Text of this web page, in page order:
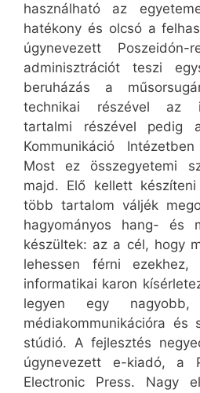
használható az
hatékony és olcsó a
úgynevezett
adminisztrációt teszi
beruházás a
technikai részével az
tartalmi részével pedig
Kommunikáció
Most ez összegyetemi
majd. Elő kellett
több tartalom váljék
hagyományos hang- és
készültek: az a cél, hogy
lehessen férni
informatikai karon
legyen egy nagyobb,
médiakommunikációra és
stúdió. A fejlesztés
úgynevezett e-kiadó, a
Electronic Press. Nagy